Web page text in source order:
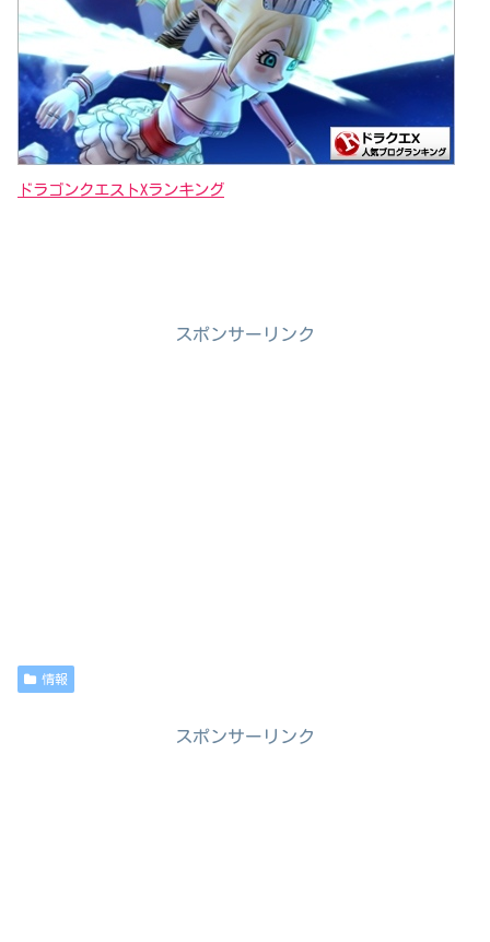
ドラゴンクエストXランキング
スポンサーリンク
情報
スポンサーリンク